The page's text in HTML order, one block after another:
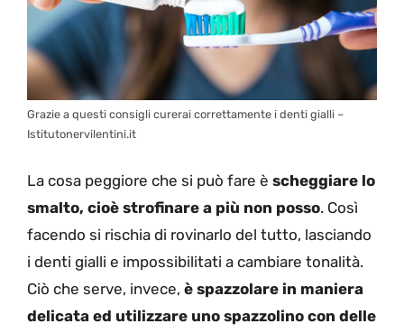
Grazie a questi consigli curerai correttamente i denti gialli –
Istitutonervilentini.it
La cosa peggiore che si può fare è scheggiare lo
smalto, cioè strofinare a più non posso. Così
facendo si rischia di rovinarlo del tutto, lasciando
i denti gialli e impossibilitati a cambiare tonalità.
Ciò che serve, invece, è spazzolare in maniera
delicata ed utilizzare uno spazzolino con delle